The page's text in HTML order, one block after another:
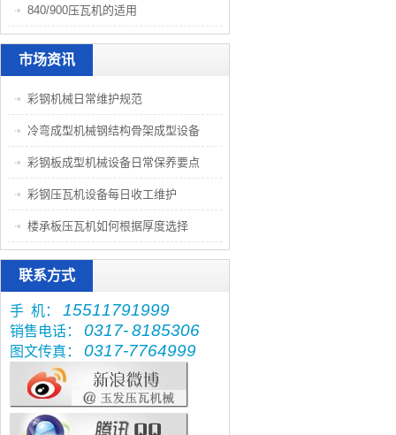
840/900压瓦机的适用
市场资讯
彩钢机械日常维护规范
冷弯成型机械钢结构骨架成型设备
彩钢板成型机械设备日常保养要点
彩钢压瓦机设备每日收工维护
楼承板压瓦机如何根据厚度选择
联系方式
手 机： 15511791999
销售电话： 0317-8185306
图文传真： 0317-7764999